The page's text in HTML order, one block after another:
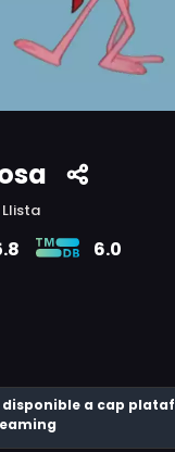
Llista
6.0
disponible a cap